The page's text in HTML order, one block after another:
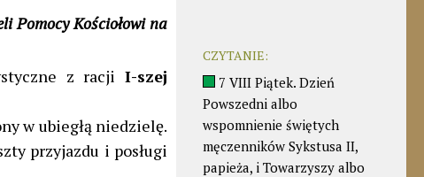
Pomocy Kościołowi na
z racjiI-szej
w ubiegłą niedzielę.
przyjazdu i posługi
CZYTANIE:
7 VIII Piątek. Dzień
Powszedni albo
wspomnienie świętych
męczenników Sykstusa II,
papieża, i Towarzyszy albo